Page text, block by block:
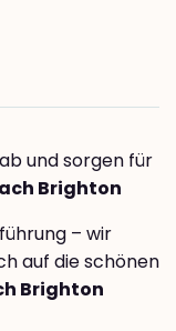
und sorgen für
Brighton
– wir
auf die schönen
Brighton